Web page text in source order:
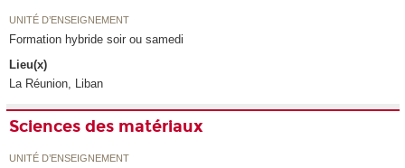
UNITÉ D’ENSEIGNEMENT
Formation hybride soir ou samedi
Lieu(x)
La Réunion, Liban
Sciences des matériaux
UNITÉ D’ENSEIGNEMENT